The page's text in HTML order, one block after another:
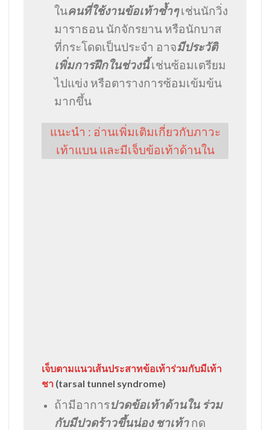
ในคนที่ใช้งานข้อเท้าซ้ำๆเช่นนักวิ่ง
มาราธอน นักจักรยาน หรือนักบาส
ที่กระโดดเป็นประจำ อาจมีประวัติ
เพิ่มการฝึกในช่วงนี้เช่นซ้อมเตรียม
ไปแข่ง หรือตารางการซ้อมเข้มข้น
มากขึ้น
แนะนำ : อ่านเพิ่มเติมเกี่ยวกับภาวะ
เท้าแบน และมีเจ็บข้อเท้าด้านใน
เจ็บตามแนวเส้นประสาทข้อเท้าร่วมกับมีเท้า
ชา (tarsal tunnel syndrome)
ถ้ามีอาการปวดข้อเท้าด้านใน ร่วม
กับมีปวดร้าวขึ้นน่อง ชาเท้า กด